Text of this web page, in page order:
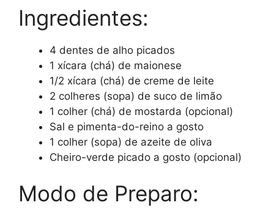
Ingredientes:
4 dentes de alho picados
1 xícara (chá) de maionese
1/2 xícara (chá) de creme de leite
2 colheres (sopa) de suco de limão
1 colher (chá) de mostarda (opcional)
Sal e pimenta-do-reino a gosto
1 colher (sopa) de azeite de oliva
Cheiro-verde picado a gosto (opcional)
Modo de Preparo: